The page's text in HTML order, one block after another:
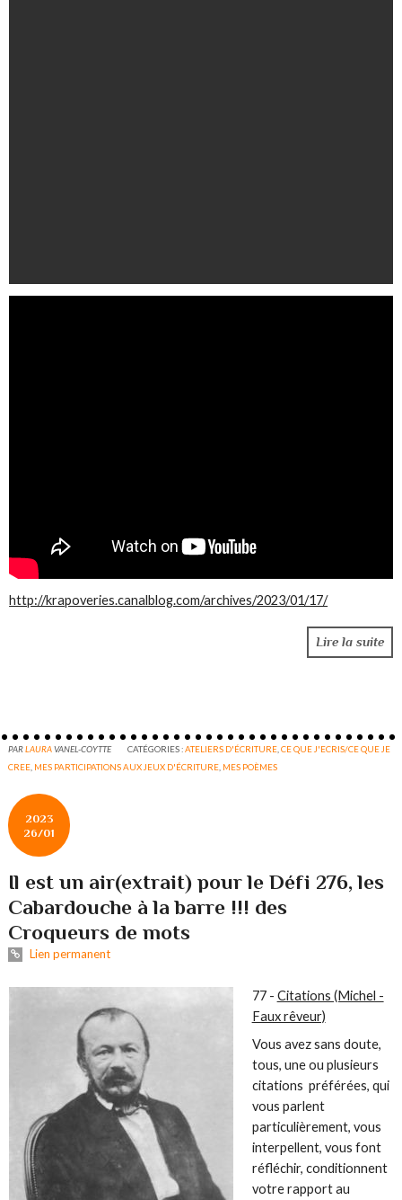
http://krapoveries.canalblog.com/archives/2023/01/17/
Lire la suite
PARLAURAVANEL-COYTTE CATÉGORIES :ATELIERS D'ÉCRITURE ,CE QUE J'ECRIS/CE QUE JE
CREE MES PARTICIPATIONS AUX JEUX D'ÉCRITURE MES POÈMES
2023
26/01
Il est un air(extrait) pour le Défi 276, les
Cabardouche à la barre !!! des
Croqueurs de mots
Lien permanent
77 - Citations (Michel -
Faux rêveur)
Vous avez sans doute,
tous, une ou plusieurs
citations préférées, qui
vous parlent
particulièrement, vous
interpellent, vous font
réfléchir, conditionnent
votre rapport au